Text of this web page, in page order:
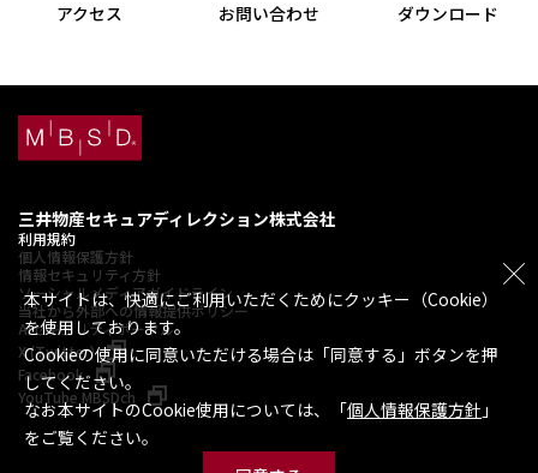
本サイトは、快適にご利用いただくためにクッキー（Cookie）
を使用しております。
Cookieの使用に同意いただける場合は「同意する」ボタンを押
してください。
なお本サイトのCookie使用については、「個人情報保護方針 」
をご覧ください。
アクセス お問い合わせ ダウンロード
三井物産セキュアディレクション株式会社
利用規約
個人情報保護方針
情報セキュリティ方針
ソーシャルメディアガイドライン
当社から外部への情報提供ポリシー
AIセキュリティポータル
X (Twitter)
Facebook
YouTube MBSDch